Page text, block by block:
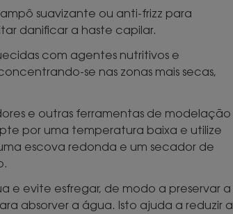
suavizante ou anti-frizz para
danificar a haste capilar.
com agentes nutritivos e
se nas zonas mais secas,
e outras ferramentas de modelação
por uma temperatura baixa e utilize
escova redonda e um secador de
e evite esfregar, de modo a preservar a
absorver a água. Isto ajuda a reduzir a